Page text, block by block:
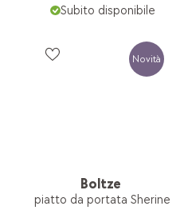
Subito disponibile
Novità
Boltze
piatto da portata Sherine